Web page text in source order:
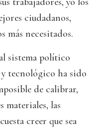
ciudadanos,
más necesitados.
sistema político
tecnológico ha sido
de calibrar,
materiales, las
creer que sea